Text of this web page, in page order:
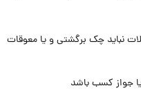
چک برگشتی و یا معوقات
کسب باشد